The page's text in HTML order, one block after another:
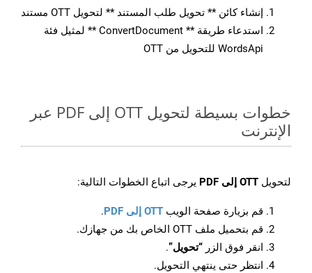
إنشاء كائن ** تحويل طلب المستند ** لتحويل OTT مستند
استدعاء طريقة ** ConvertDocument ** لمثيل فئة
WordsApi للتحويل من OTT
خطوات بسيطة لتحويل OTT إلى PDF عبر
الإنترنت
لتحويل OTT إلى PDF يرجى اتباع الخطوات التالية:
قم بزيارة صفحة الويب OTT إلى PDF
.
قم بتحميل ملف OTT الخاص بك من جهازك.
انقر فوق الزر “تحويل”.
انتظر حتى ينتهي التحويل.